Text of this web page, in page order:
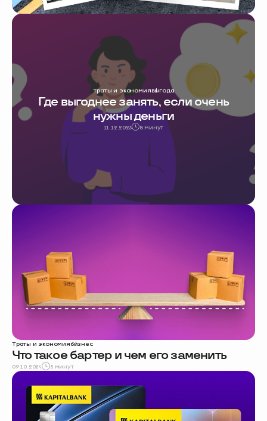
Траты и экономиявыгода
Где выгоднее занять, если очень
нужны деньги
11.12.2023 8 минут
Траты и экономиябизнес
Что такое бартер и чем его заменить
09.10.2024 5 минут